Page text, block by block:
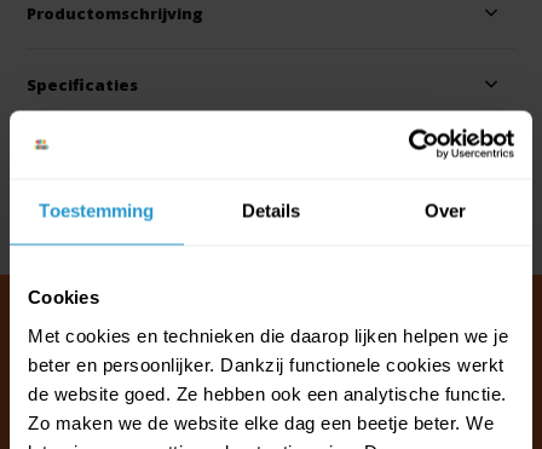
Toestemming Details Over
Cookies
Met cookies en technieken die daarop lijken helpen we je
beter en persoonlijker. Dankzij functionele cookies werkt
de website goed. Ze hebben ook een analytische functie.
Zo maken we de website elke dag een beetje beter. We
Productomschrijving
Specificaties
Reviews
Klantenservice & FAQ
Wij staan voor u klaar.